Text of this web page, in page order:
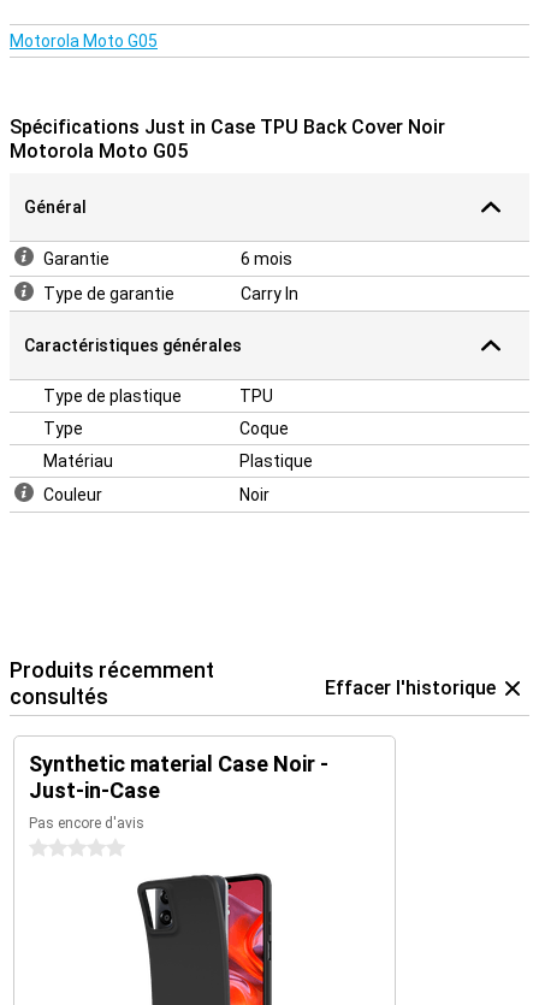
facilement le placer autour de votre téléphone !
Motorola Moto G05
Spécifications Just in Case TPU Back Cover Noir
Motorola Moto G05
Général
Garantie
6 mois
Type de garantie
Carry In
Caractéristiques générales
Type de plastique
TPU
Type
Coque
Matériau
Plastique
Couleur
Noir
Produits récemment
consultés
Effacer l'historique
Synthetic material Case Noir -
Just-in-Case
Pas encore d'avis
0 étoiles